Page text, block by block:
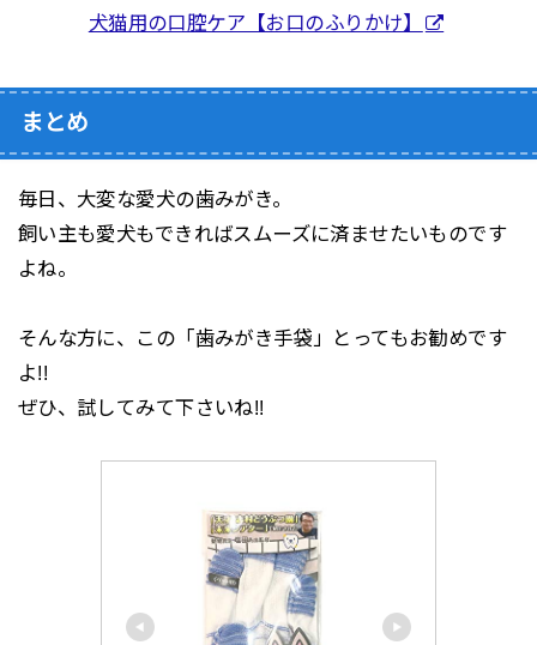
犬猫用の口腔ケア【お口のふりかけ】
まとめ
毎日、大変な愛犬の歯みがき。
飼い主も愛犬もできればスムーズに済ませたいものです
よね。
そんな方に、この「歯みがき手袋」とってもお勧めです
よ!!
ぜひ、試してみて下さいね!!